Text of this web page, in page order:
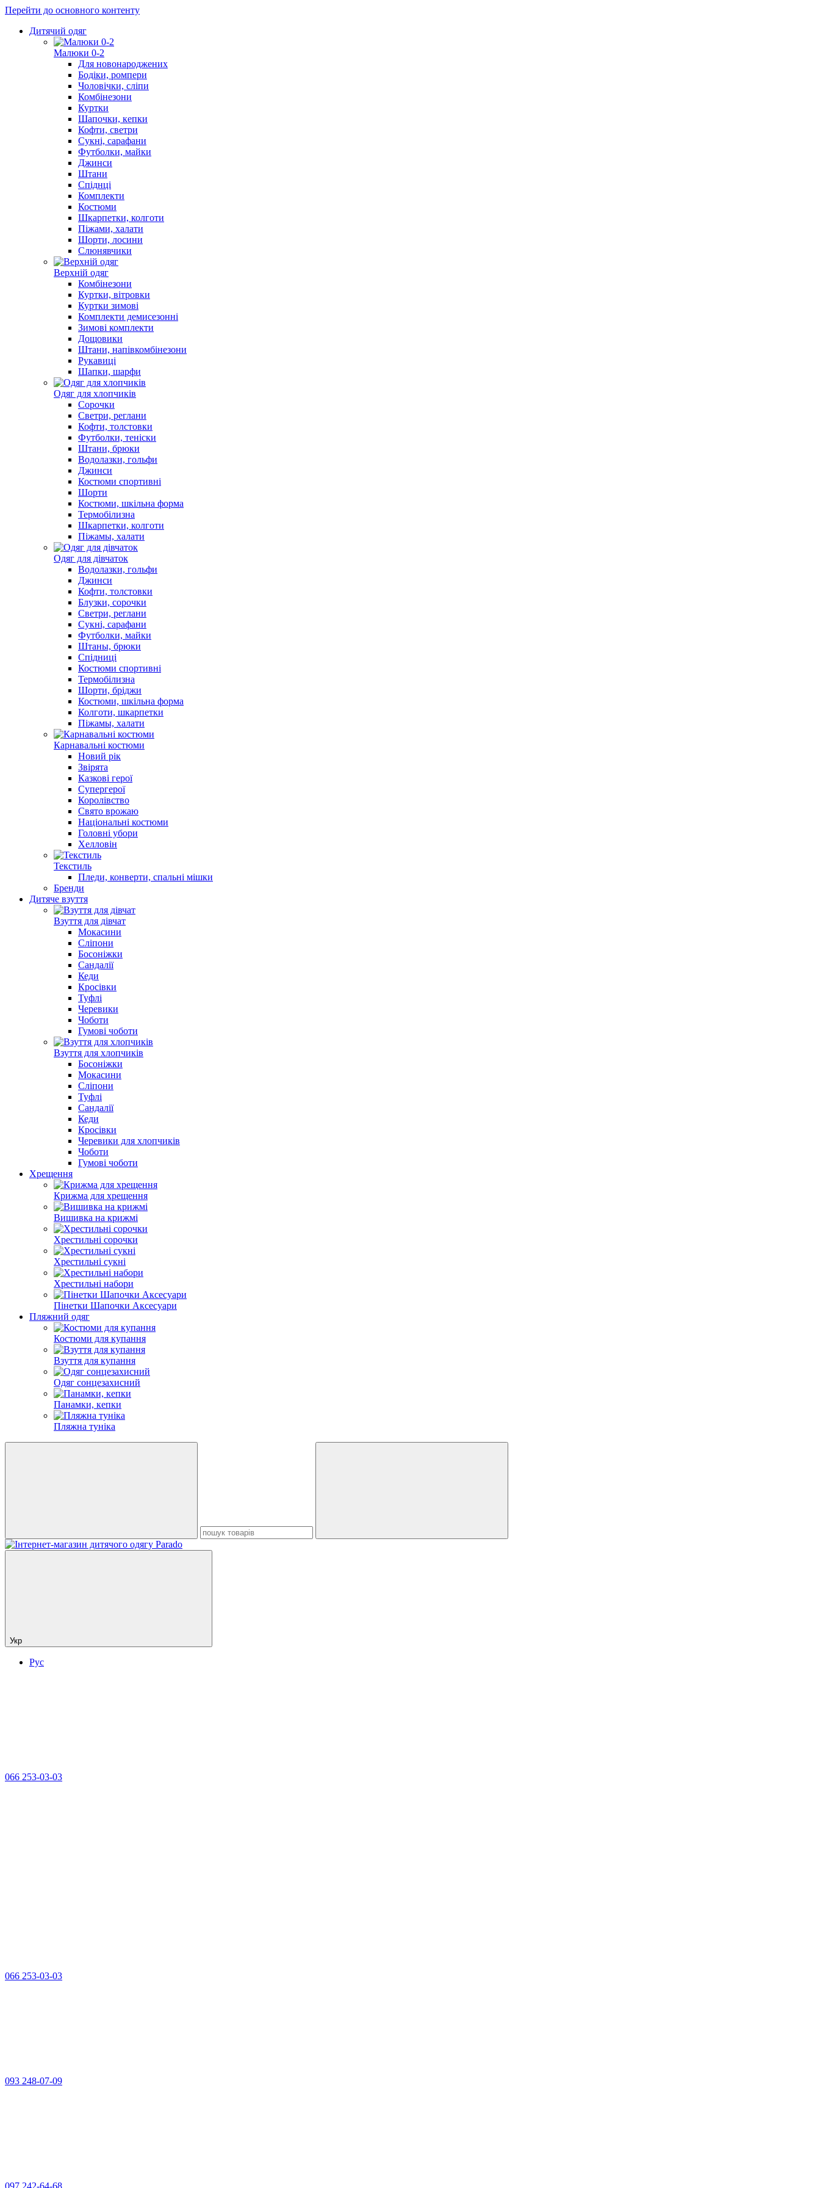
Перейти до основного контенту
Дитячий одяг
Малюки 0-2
Для новонароджених
Бодіки, ромпери
Чоловічки, сліпи
Комбінезони
Куртки
Шапочки, кепки
Кофти, светри
Сукні, сарафани
Футболки, майки
Джинси
Штани
Спіднці
Комплекти
Костюми
Шкарпетки, колготи
Піжами, халати
Шорти, лосини
Слюнявчики
Верхній одяг
Комбінезони
Куртки, вітровки
Куртки зимові
Комплекти демисезонні
Зимові комплекти
Дощовики
Штани, напівкомбінезони
Рукавиці
Шапки, шарфи
Одяг для хлопчиків
Сорочки
Светри, реглани
Кофти, толстовки
Футболки, теніски
Штани, брюки
Водолазки, гольфи
Джинси
Костюми спортивні
Шорти
Костюми, шкільна форма
Термобілизна
Шкарпетки, колготи
Піжамы, халати
Одяг для дівчаток
Водолазки, гольфи
Джинси
Кофти, толстовки
Блузки, сорочки
Светри, реглани
Сукні, сарафани
Футболки, майки
Штаны, брюки
Спідниці
Костюми спортивні
Термобілизна
Шорти, бріджи
Костюми, шкільна форма
Колготи, шкарпетки
Піжамы, халати
Карнавальні костюми
Новий рік
Звірята
Казкові герої
Супергерої
Королівство
Свято врожаю
Національні костюми
Головні убори
Хелловін
Текстиль
Пледи, конверти, спальні мішки
Бренди
Дитяче взуття
Взуття для дівчат
Мокасини
Сліпони
Босоніжки
Сандалії
Кеди
Кросівки
Туфлі
Черевики
Чоботи
Гумові чоботи
Взуття для хлопчиків
Босоніжки
Мокасини
Сліпони
Туфлі
Сандалії
Кеди
Кросівки
Черевики для хлопчиків
Чоботи
Гумові чоботи
Хрещення
Крижма для хрещення
Вишивка на крижмі
Хрестильні сорочки
Хрестильні сукні
Хрестильні набори
Пінетки Шапочки Аксесуари
Пляжний одяг
Костюми для купання
Взуття для купання
Одяг сонцезахисний
Панамки, кепки
Пляжна туніка
Укр
Рус
066 253-03-03
066 253-03-03
093 248-07-09
097 242-64-68